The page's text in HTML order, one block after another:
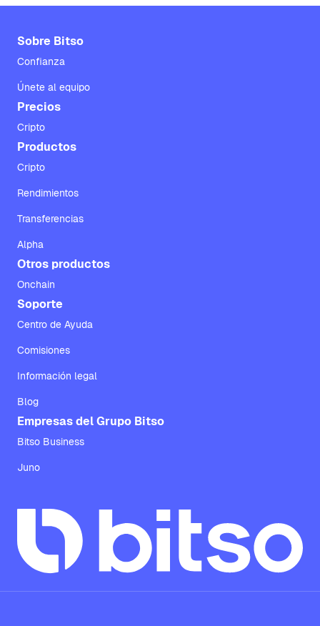
Sobre Bitso
Confianza
Únete al equipo
Precios
Cripto
Productos
Cripto
Rendimientos
Transferencias
Alpha
Otros productos
Onchain
Soporte
Centro de Ayuda
Comisiones
Información legal
Blog
Empresas del Grupo Bitso
Bitso Business
Juno